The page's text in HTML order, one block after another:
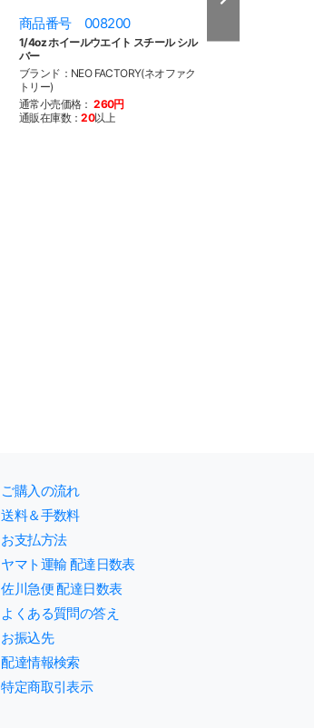
商品番号 008200
1/4oz ホイールウエイト スチール シル
バー
ブランド：NEO FACTORY(ネオファク
トリー)
通常小売価格： 260円
通販在庫数：20以上
1/4oz ホイールウ
ご購入の流れ
送料＆手数料
お支払方法
ヤマト運輸 配達日数表
佐川急便 配達日数表
よくある質問の答え
お振込先
配達情報検索
特定商取引表示